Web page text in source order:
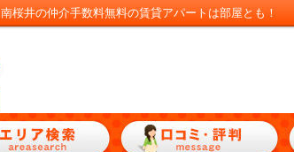
桜井の仲介手数料無料の賃貸アパートは部屋とも！